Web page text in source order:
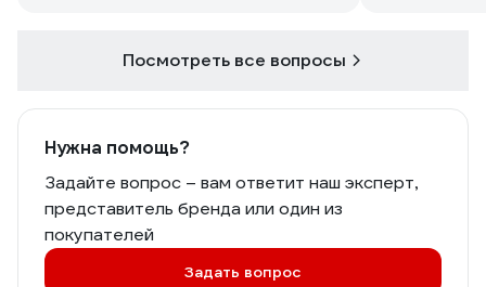
Посмотреть все вопросы
Нужна помощь?
Задайте вопрос – вам ответит наш эксперт,
представитель бренда или один из
покупателей
Задать вопрос